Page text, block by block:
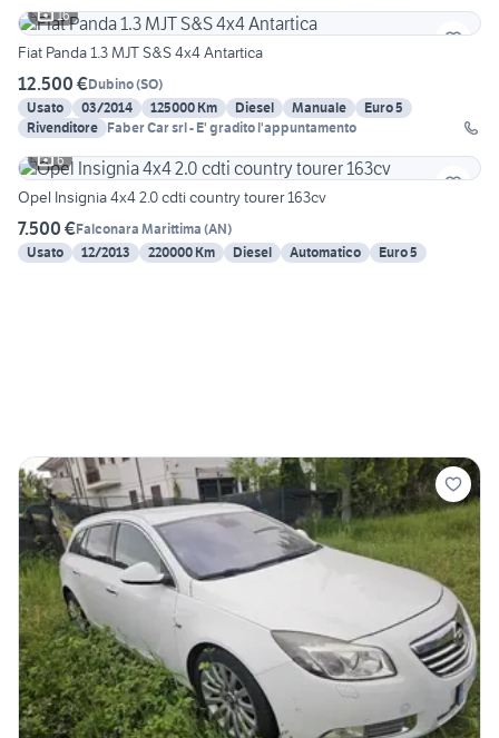
16
Fiat Panda 1.3 MJT S&S 4x4 Antartica
12.500 €Dubino(SO)
Usato
03/2014 125000 Km Diesel Manuale
Euro 5
Rivenditore Faber Car srl - E' gradito l'appuntamento
6
Opel Insignia 4x4 2.0 cdti country tourer 163cv
7.500 €Falconara Marittima (AN)
Usato
12/2013 220000 Km Diesel Automatico Euro 5